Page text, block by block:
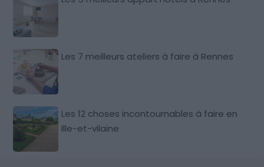
Les 7 meilleurs ateliers à faire à Rennes
Les 12 choses incontournables à faire en
Ille-et-vilaine